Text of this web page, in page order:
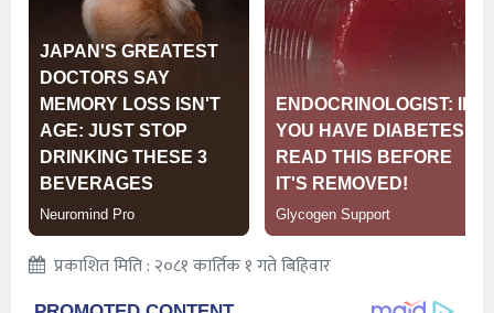
प्रकाशित मिति : २०८१ कार्तिक १ गते बिहिवार